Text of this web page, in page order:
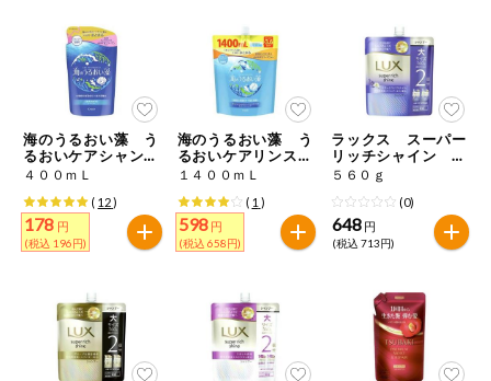
家庭用品から探す
目的から探す
毎週自動お届け商品を確認する
毎週自動お届け商品を修正する
いつでも注文（毎週企画）
レトルト・缶
詰・瓶詰
調味料・だ
し・油・ルー
おやつ
飲料
酒・ノンアル
コール
切り花・仏花
小麦 卵
落花生 かに くるみ
特定原材料に準ずるもの
アーモンド あわび いか
いくら オレンジ カシューナッツ
キウイフルーツ 牛肉
さけ さば ゼラチン 大豆
海のうるおい藻 う
るおいケアシャンプ
ー 詰替用
４００ｍＬ
( 12)
178 円
(税込 196円)
海のうるおい藻 う
るおいケアリンスイ
ンシャンプー 詰替
１４００ｍＬ
( 1 )
598 円
(税込 658円)
ラックス スーパー
リッチシャイン リ
ラックスナイトケア
まとまりシャンプ
ー つめかえ用
５６０ｇ
(0)
648 円
(税込 713円)